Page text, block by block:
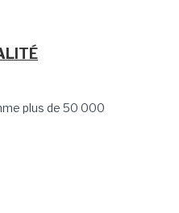
plus de 50 000